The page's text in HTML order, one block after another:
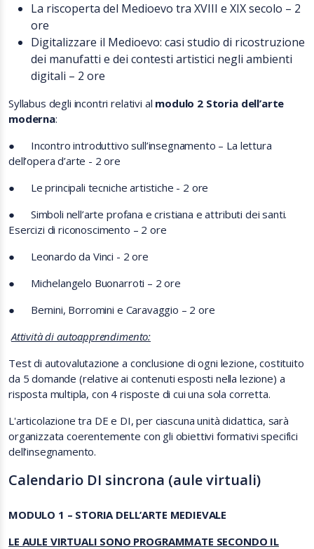
La riscoperta del Medioevo tra XVIII e XIX secolo – 2
ore
Digitalizzare il Medioevo: casi studio di ricostruzione
dei manufatti e dei contesti artistici negli ambienti
digitali – 2 ore
Syllabus degli incontri relativi al modulo 2 Storia dell’arte
moderna:
●
Incontro introduttivo sull’insegnamento – La lettura
dell’opera d’arte - 2 ore
●
Le principali tecniche artistiche - 2 ore
●
Simboli nell’arte profana e cristiana e attributi dei santi.
Esercizi di riconoscimento – 2 ore
●
Leonardo da Vinci - 2 ore
●
Michelangelo Buonarroti – 2 ore
●
Bernini, Borromini e Caravaggio – 2 ore
Attività di autoapprendimento:
Test di autovalutazione a conclusione di ogni lezione, costituito
da 5 domande (relative ai contenuti esposti nella lezione) a
risposta multipla, con 4 risposte di cui una sola corretta.
L'articolazione tra DE e DI, per ciascuna unità didattica, sarà
organizzata coerentemente con gli obiettivi formativi specifici
dell’insegnamento.
Calendario DI sincrona (aule virtuali)
MODULO 1 – STORIA DELL’ARTE MEDIEVALE
LE AULE VIRTUALI SONO PROGRAMMATE SECONDO IL